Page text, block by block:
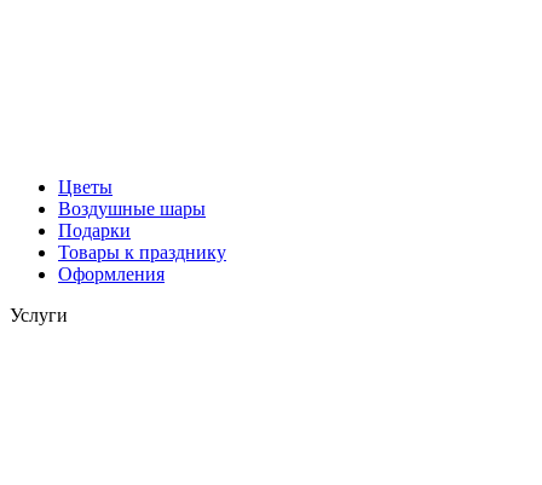
Цветы
Воздушные шары
Подарки
Товары к празднику
Оформления
Услуги